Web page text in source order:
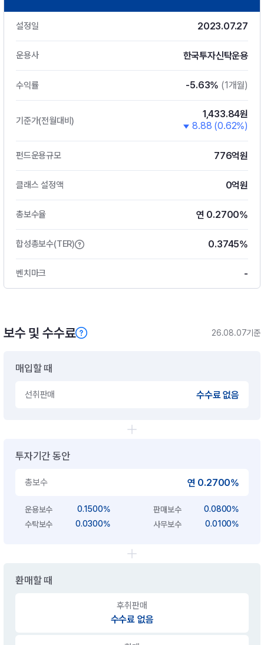
설정일 2023.07.27
운용사 한국투자신탁운용
수익률 -5.63% (1개월)
기준가(전월대비)
1,433.84원
8.88 (0.62%)
펀드운용규모 776억원
클래스 설정액 0억원
총보수율 연 0.2700%
합성총보수(TER) 0.3745%
벤치마크 -
보수 및 수수료 26.08.07기준
매입할 때
선취판매 수수료 없음
투자기간 동안
총보수 연 0.2700%
운용보수 0.1500% 판매보수
0.0800%
수탁보수
0.0300% 사무보수 0.0100%
환매할 때
후취판매
수수료 없음